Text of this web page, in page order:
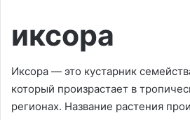
иксора
Иксора — это кустарник
который произрастает в
регионах. Название растения